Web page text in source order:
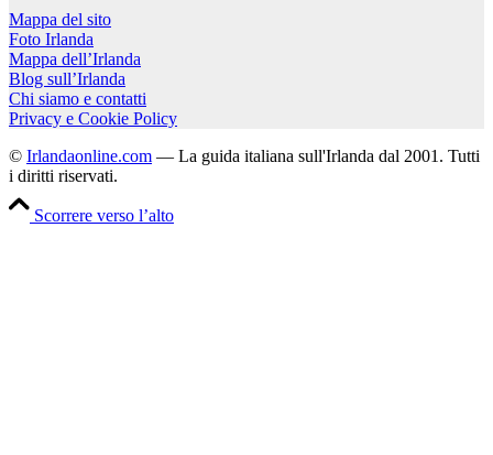
Mappa del sito
Foto Irlanda
Mappa dell’Irlanda
Blog sull’Irlanda
Chi siamo e contatti
Privacy e Cookie Policy
© Irlandaonline.com — La guida italiana sull'Irlanda dal 2001. Tutti
i diritti riservati.
Scorrere verso l’alto